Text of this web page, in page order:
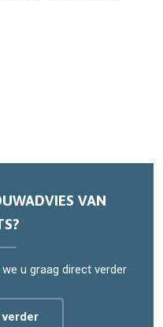
VAN
u graag direct verder